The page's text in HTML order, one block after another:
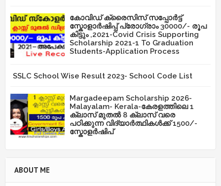
കോവിഡ് ക്രൈസിസ് സപ്പോർട്ട്
സ്കോളാർഷിപ്പ് പ്രോഗ്രാം 30000/- രൂപ
കിട്ടും ,2021-Covid Crisis Supporting
Scholarship 2021-1 To Graduation
Students-Application Process
SSLC School Wise Result 2023- School Code List
Margadeepam Scholarship 2026-
Malayalam- Kerala-കേരളത്തിലെ 1
ക്ലാസ് മുതൽ 8 ക്ലാസ് വരെ
പഠിക്കുന്ന വിദ്യാർത്ഥികൾക്ക് 1500/-
സ്കോളർഷിപ്
ABOUT ME